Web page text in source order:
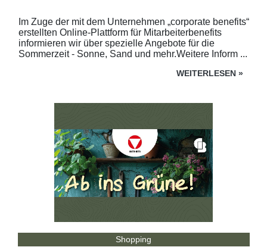
Im Zuge der mit dem Unternehmen „corporate benefits“
erstellten Online-Plattform für Mitarbeiterbenefits
informieren wir über spezielle Angebote für die
Sommerzeit - Sonne, Sand und mehr.Weitere Inform ...
WEITERLESEN »
Shopping